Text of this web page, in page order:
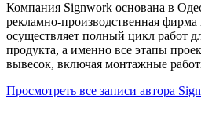
Компания Signwork основана в
рекламно-производственная
осуществляет полный цикл работ
продукта, а именно все этапы
вывесок, включая монтажные
Просмотреть все записи автора